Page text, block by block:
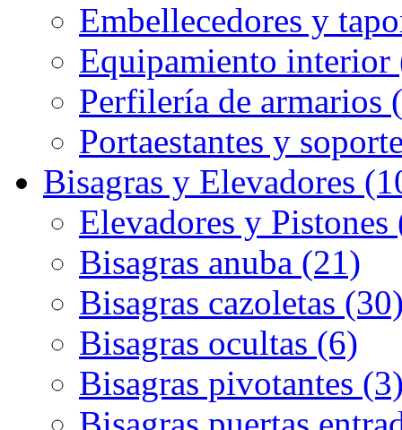
Embellecedores y
Equipamiento interior
Perfilería de armarios
Portaestantes y
Bisagras y Elevadores
Elevadores y Pistones
Bisagras anuba (21)
Bisagras cazoletas
Bisagras ocultas (6)
Bisagras pivotantes